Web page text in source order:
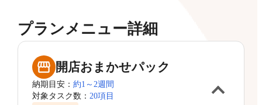
プランメニュー詳細
開店おまかせパック
納期目安：約1～2週間
対象タスク数： 20項目